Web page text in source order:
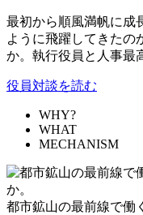
最初から順風満帆に成
ように飛躍してきたの
か。執行役員と人事最
役員対談を読む
WHY?
WHAT
MECHANISM
都市鉱山の最前線で働